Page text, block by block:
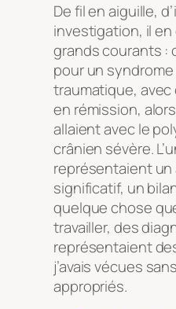
De fil en aiguille,
investigation, il
grands courants :
pour un
traumatique,
en rémission,
allaient avec le
crânien sévère.
représentaient un
significatif, un
quelque chose
travailler, des
représentaient
j’avais vécues
appropriés.